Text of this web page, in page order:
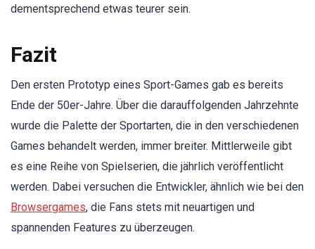
dementsprechend etwas teurer sein.
Fazit
Den ersten Prototyp eines Sport-Games gab es bereits
Ende der 50er-Jahre. Über die darauffolgenden Jahrzehnte
wurde die Palette der Sportarten, die in den verschiedenen
Games behandelt werden, immer breiter. Mittlerweile gibt
es eine Reihe von Spielserien, die jährlich veröffentlicht
werden. Dabei versuchen die Entwickler, ähnlich wie bei den
Browsergames, die Fans stets mit neuartigen und
spannenden Features zu überzeugen.